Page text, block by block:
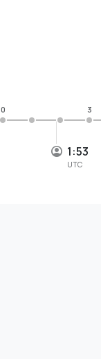
1:53
UTC
0 3